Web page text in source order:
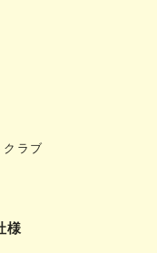
クラブ
様